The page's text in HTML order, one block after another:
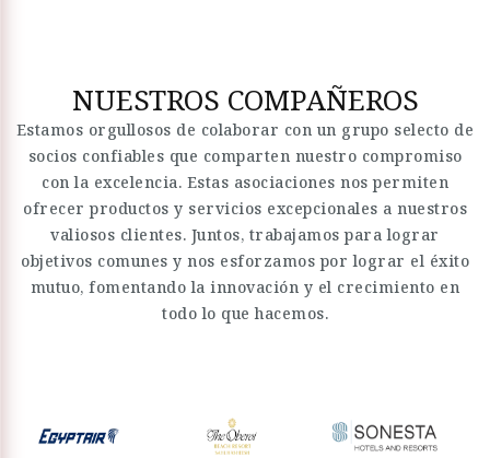
NUESTROS COMPAÑEROS
Estamos orgullosos de colaborar con un grupo selecto de
socios confiables que comparten nuestro compromiso
con la excelencia. Estas asociaciones nos permiten
ofrecer productos y servicios excepcionales a nuestros
valiosos clientes. Juntos, trabajamos para lograr
objetivos comunes y nos esforzamos por lograr el éxito
mutuo, fomentando la innovación y el crecimiento en
todo lo que hacemos.